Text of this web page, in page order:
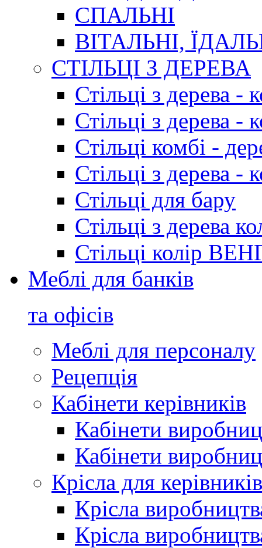
СПАЛЬНІ
ВІТАЛЬНІ,
СТІЛЬЦІ З ДЕРЕВА
Стільці з дерева -
Стільці з дерева
Стільці комбі -
Стільці з дерева
Стільці для бару
Стільці з дерева
Стільці колір
Меблі для банків
та офісів
Меблі для персоналу
Рецепція
Кабінети керівників
Кабінети
Кабінети
Крісла для керівників
Крісла
Крісла